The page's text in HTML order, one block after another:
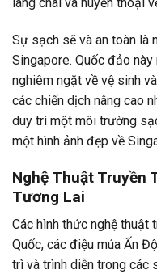
Sự sạch sẽ và an toàn là
Singapore. Quốc đảo
nghiêm ngặt về vệ sinh
các chiến dịch nâng cao
duy trì một môi trường
một hình ảnh đẹp về
Nghệ Thuật Truyền
Tương Lai
Các hình thức nghệ thuật
Quốc, các điệu múa Ấn
trì và trình diễn trong các